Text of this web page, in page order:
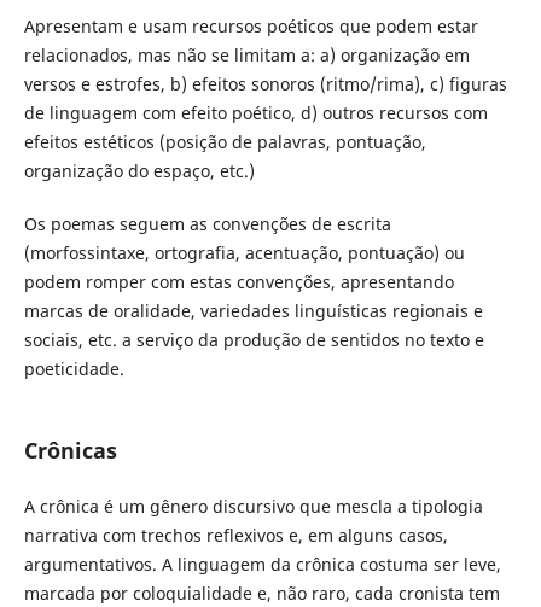
Apresentam e usam recursos poéticos que podem estar
relacionados, mas não se limitam a: a) organização em
versos e estrofes, b) efeitos sonoros (ritmo/rima), c) figuras
de linguagem com efeito poético, d) outros recursos com
efeitos estéticos (posição de palavras, pontuação,
organização do espaço, etc.)
Os poemas seguem as convenções de escrita
(morfossintaxe, ortografia, acentuação, pontuação) ou
podem romper com estas convenções, apresentando
marcas de oralidade, variedades linguísticas regionais e
sociais, etc. a serviço da produção de sentidos no texto e
poeticidade.
Crônicas
A crônica é um gênero discursivo que mescla a tipologia
narrativa com trechos reflexivos e, em alguns casos,
argumentativos. A linguagem da crônica costuma ser leve,
marcada por coloquialidade e, não raro, cada cronista tem